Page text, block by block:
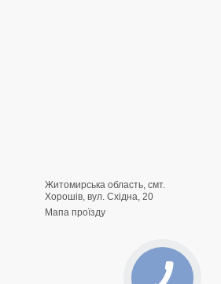
Житомирська область, смт.
Хорошів, вул. Східна, 20
Мапа проїзду